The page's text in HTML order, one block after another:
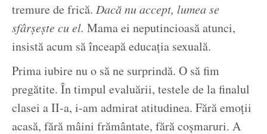
tremure de frică. Dacă nu accept, lumea se
sfârșește cu el. Mama ei neputincioasă atunci,
insistă acum să înceapă educația sexuală.
Prima iubire nu o să ne surprindă. O să fim
pregătite. În timpul evaluării, testele de la finalul
clasei a II-a, i-am admirat atitudinea. Fără emoții
acasă, fără mâini frământate, fără coșmaruri. A